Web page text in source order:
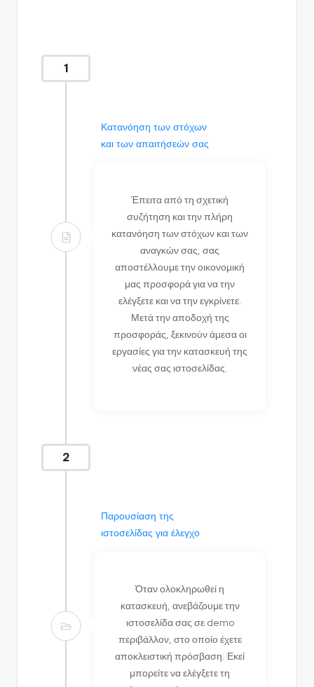
1
Κατανόηση των στόχων
και των απαιτήσεών σας
Έπειτα από τη σχετική
συζήτηση και την πλήρη
κατανόηση των στόχων και των
αναγκών σας, σας
αποστέλλουμε την οικονομική
μας προσφορά για να την
ελέγξετε και να την εγκρίνετε.
Μετά την αποδοχή της
προσφοράς, ξεκινούν άμεσα οι
εργασίες για την κατασκευή της
νέας σας ιστοσελίδας.
2
Παρουσίαση της
ιστοσελίδας για έλεγχο
Όταν ολοκληρωθεί η
κατασκευή, ανεβάζουμε την
ιστοσελίδα σας σε demo
περιβάλλον, στο οποίο έχετε
αποκλειστική πρόσβαση. Εκεί
μπορείτε να ελέγξετε τη